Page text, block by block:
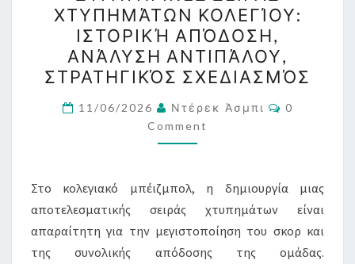
ΧΤΥΠΗΜΆΤΩΝ
ΚΟΛΕΓΊΟΥ:
ΙΣΤΟΡΙΚΉ
ΑΠΌΔΟΣΗ,
ΑΝΆΛΥΣΗ
ΑΝΤΙΠΆΛΟΥ,
ΣΤΡΑΤΗΓΙΚΌΣ
ΧΤΥΠΗΜΆΤΩΝ ΚΟΛΕΓΊΟΥ:
ΙΣΤΟΡΙΚΉ ΑΠΌΔΟΣΗ,
ΑΝΆΛΥΣΗ ΑΝΤΙΠΆΛΟΥ,
ΣΤΡΑΤΗΓΙΚΌΣ ΣΧΕΔΙΑΣΜΌΣ
11/06/2026 Ντέρεκ Άσμπι Comments
0
Comment
Στο κολεγιακό μπέιζμπολ, η δημιουργία μιας
αποτελεσματικής σειράς χτυπημάτων είναι
απαραίτητη για την μεγιστοποίηση του σκορ και
της συνολικής απόδοσης της ομάδας.